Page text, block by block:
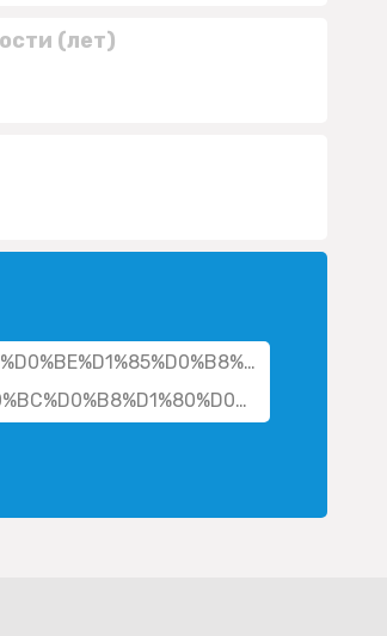
(лет)
%D0%B2%D0%BB%D0%B0%D0%B4%D0%B8%D0%BC%D0%B8%D1%80%D0%BE%D0%B2%D0%B8%D1%87/